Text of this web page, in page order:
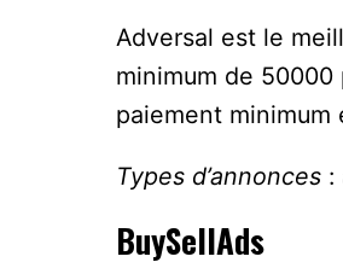
Adversal est le
minimum de
paiement minimum
Types d’annonces :
BuySellAds